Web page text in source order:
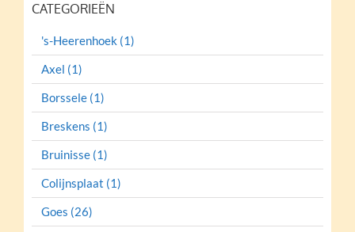
CATEGORIEËN
's-Heerenhoek (1)
Axel (1)
Borssele (1)
Breskens (1)
Bruinisse (1)
Colijnsplaat (1)
Goes (26)